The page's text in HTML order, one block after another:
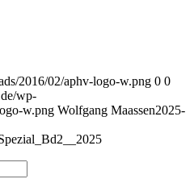
2016/02/aphv-logo-w.png 0 0
wp-
w.png Wolfgang Maassen2025-